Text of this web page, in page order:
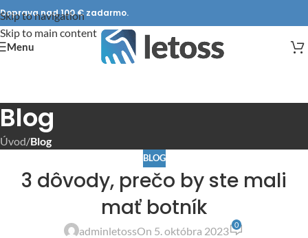
Skip to navigation
Skip to main content
Doprava nad 100 € zadarmo.
Menu
Blog
Úvod/Blog
BLOG
3 dôvody, prečo by ste mali
mať botník
adminletossOn 5. októbra 2023 0